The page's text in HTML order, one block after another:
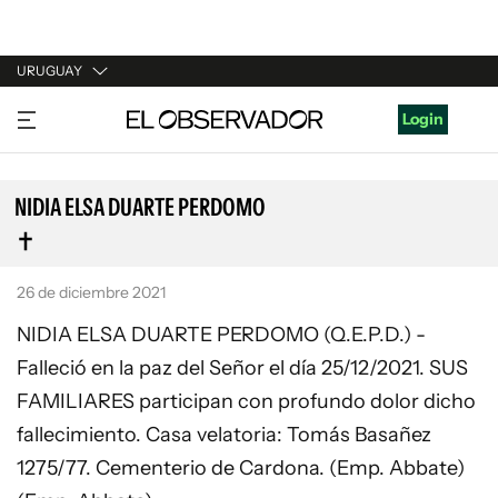
URUGUAY
URUGUAY
ARGENTINA
ESPAÑA
ESTADOS UNIDOS
Login
NIDIA ELSA DUARTE PERDOMO
26 de diciembre 2021
NIDIA ELSA DUARTE PERDOMO (Q.E.P.D.) -
Falleció en la paz del Señor el día 25/12/2021. SUS
FAMILIARES participan con profundo dolor dicho
fallecimiento. Casa velatoria: Tomás Basañez
1275/77. Cementerio de Cardona. (Emp. Abbate)